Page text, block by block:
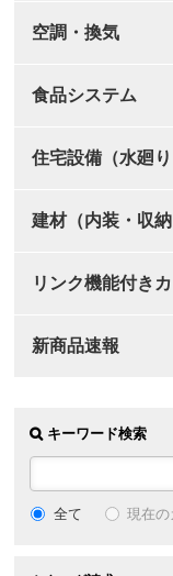
空調・換気
食品システム
住宅設備（水廻り
建材（内装・収納
リンク機能付き
新商品速報
キーワード検索
全て 現在の